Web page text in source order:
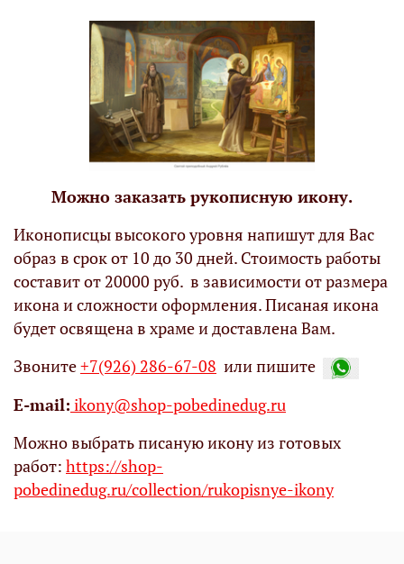
Можно заказать рукописную икону.
Иконописцы высокого уровня напишут для Вас
образ в срок от 10 до 30 дней. Стоимость работы
составит от 20000 руб. в зависимости от размера
икона и сложности оформления. Писаная икона
будет освящена в храме и доставлена Вам.
Звоните+7(926) 286-67-08 или пишите
Е-mail: ikony@shop-pobedinedug.ru
Можно выбрать писаную икону из готовых
работ: https://shop-
pobedinedug.ru/collection/rukopisnye-ikony